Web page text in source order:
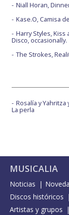
Niall Horan,
Kase.O, Camisa
Harry Styles, Kiss
Disco, occasionally.
The Strokes,
Rosalía y Yahritza
La perla
MUSICALIA
Noticias
Discos históricos
Artistas y grupos